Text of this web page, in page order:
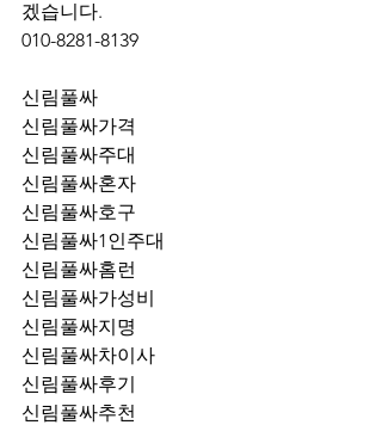
겠습니다.
010-8281-8139
신림풀싸
신림풀싸가격
신림풀싸주대
신림풀싸혼자
신림풀싸호구
신림풀싸1인주대
신림풀싸홈런
신림풀싸가성비
신림풀싸지명
신림풀싸차이사
신림풀싸후기
신림풀싸추천